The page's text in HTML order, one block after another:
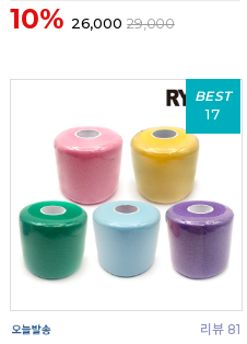
10% 26,000 29,000
BEST
17
리뷰 81